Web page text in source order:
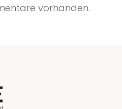
vorhanden.